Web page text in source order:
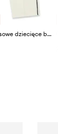
Guess spodnie dresowe dziecięce bawełniane